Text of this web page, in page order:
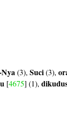
(3), Suci(3),
[4675] (1),